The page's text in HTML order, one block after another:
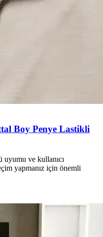
Boy Penye Lastikli
ve kullanıcı
yapmanız için önemli